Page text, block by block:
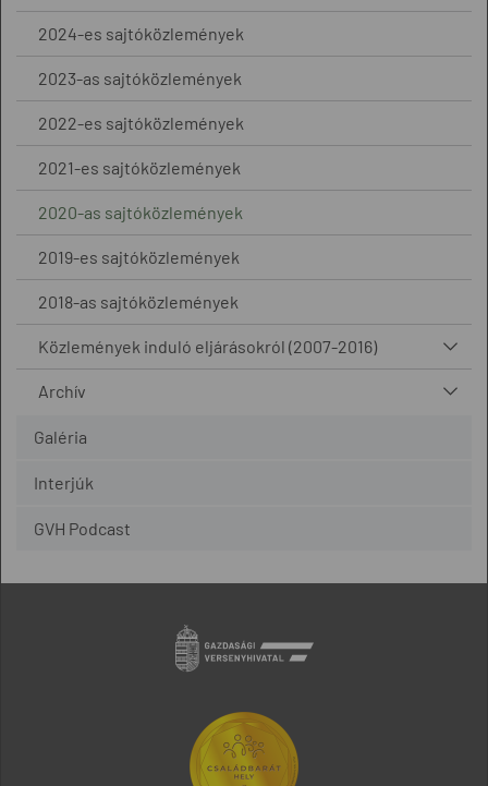
2024-es sajtóközlemények
2023-as sajtóközlemények
2022-es sajtóközlemények
2021-es sajtóközlemények
2020-as sajtóközlemények
2019-es sajtóközlemények
2018-as sajtóközlemények
Közlemények induló eljárásokról (2007-2016)
Archív
Galéria
Interjúk
GVH Podcast